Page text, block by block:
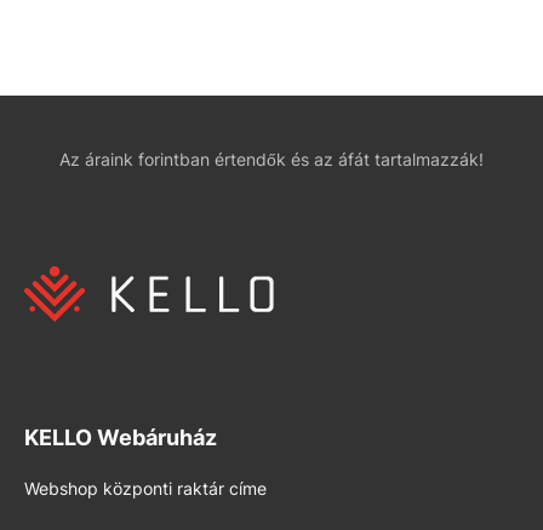
Az áraink forintban értendők és az áfát tartalmazzák!
KELLO Webáruház
Webshop központi raktár címe